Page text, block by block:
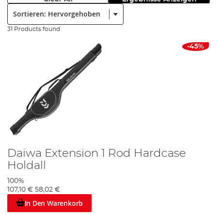
31 Products found
-45%
Daiwa Extension 1 Rod Hardcase
Holdall
100%
107,10 € 58,02 €
In Den Warenkorb